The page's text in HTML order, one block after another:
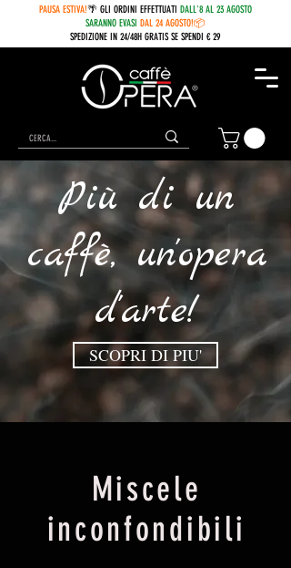
PAUSA ESTIVA!🌴 GLI ORDINI EFFETTUATI DALL'8 AL 23 AGOSTO
SARANNO EVASI DAL 24 AGOSTO!📦
SPEDIZIONE IN 24/48H GRATIS SE SPENDI € 29
Più di un
caffè, un'opera
d'arte!
SCOPRI DI PIU'
Miscele
inconfondibili